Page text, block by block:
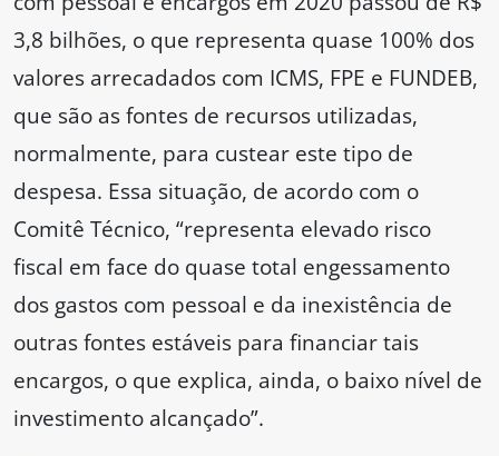
3,8 bilhões, o que representa quase 100% dos
valores arrecadados com ICMS, FPE e FUNDEB,
que são as fontes de recursos utilizadas,
normalmente, para custear este tipo de
despesa. Essa situação, de acordo com o
Comitê Técnico, “representa elevado risco
fiscal em face do quase total engessamento
dos gastos com pessoal e da inexistência de
outras fontes estáveis para financiar tais
encargos, o que explica, ainda, o baixo nível de
investimento alcançado”.